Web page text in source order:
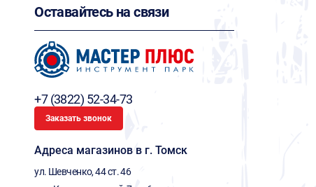
Оставайтесь на связи
+7 (3822) 52-34-73
Заказать звонок
Адреса магазинов в г. Томск
ул. Шевченко, 44 ст. 46